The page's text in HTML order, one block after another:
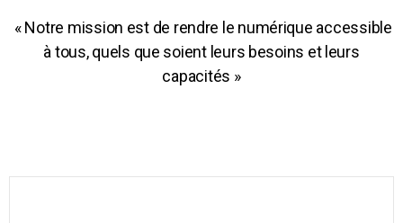
« Notre mission est de rendre le numérique accessible
à tous, quels que soient leurs besoins et leurs
capacités »